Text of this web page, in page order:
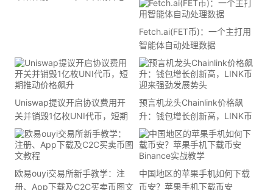
Fetch.ai(FET币)：一个主打用
智能体自动处理数据
Uniswap提议开启协议费用开
关并销毁1亿枚UNI代币，短期
推动价格飙升
预言机龙头Chainlink价格飙
升：钱包增长创新高，LINK币
迎来强劲发展势头
欧易ouyi交易所新手教学：注
册、App下载及C2C买卖币图文
中国地区的苹果手机如何下载
币安？苹果手机下载币安